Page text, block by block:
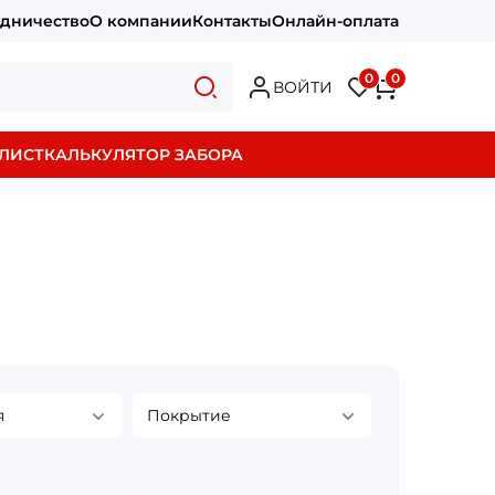
О компанииКонтактыОнлайн-оплата
ВОЙТИ 0 0
КАЛЬКУЛЯТОР ЗАБОРА
Покрытие